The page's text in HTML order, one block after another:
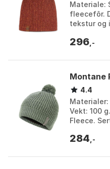
Materiale:
fleecefôr.
tekstur og
pendling
296 ,-
Montane
4.4
Materialer:
Vekt: 100
Fleece.
Størrelse:
284 ,-